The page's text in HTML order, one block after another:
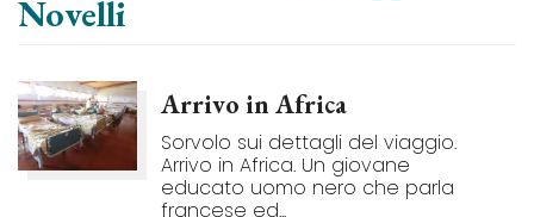
Novelli
Arrivo in Africa
Sorvolo sui dettagli del viaggio.
Arrivo in Africa. Un giovane
educato uomo nero che parla
francese ed...